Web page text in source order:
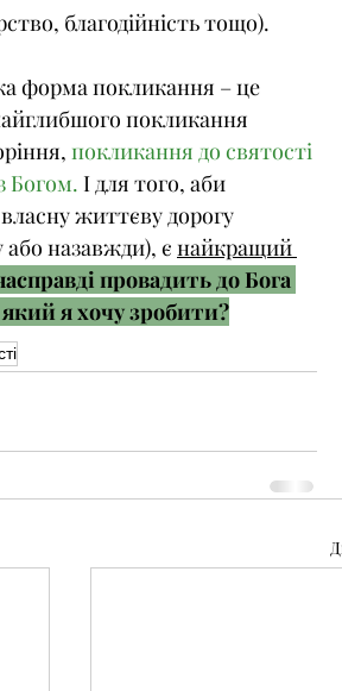
благодійність тощо).
форма покликання – це
покликання
покликання до святості
Богом. І для того, аби
життєву дорогу
назавжди), є найкращий
провадить до Бога
я хочу зробити?